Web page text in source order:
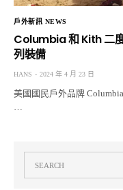
戶外新訊 NEWS
Columbia 和 Kith 二
列裝備
HANS 2024 年 4 月 23 日
美國國民戶外品牌